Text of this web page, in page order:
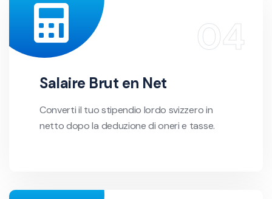
Salaire Brut en Net
Converti il tuo stipendio lordo svizzero in
netto dopo la deduzione di oneri e tasse.